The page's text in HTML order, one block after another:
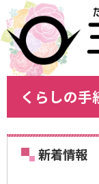
くらしの手
新着情報